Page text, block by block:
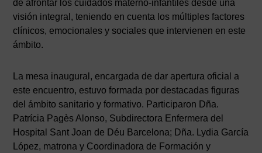
de afrontar los cuidados materno-infantiles desde una
visión integral, teniendo en cuenta los múltiples factores
clínicos, emocionales y sociales que intervienen en este
ámbito.
La mesa inaugural, encargada de dar apertura oficial a
este encuentro, estuvo formada por destacadas figuras
del ámbito sanitario y formativo. Participaron Dña.
Patrícia Pagès Alonso, Subdirectora Enfermera del
Hospital Sant Joan de Déu Barcelona; Dña. Lydia García
López, matrona y Coordinadora de Formación y